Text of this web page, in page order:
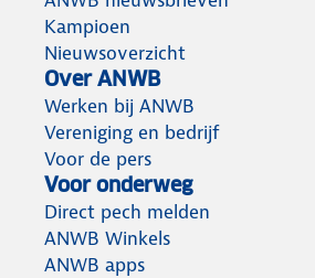
Kampioen
Nieuwsoverzicht
Over ANWB
Werken bij ANWB
Vereniging en bedrijf
Voor de pers
Voor onderweg
Direct pech melden
ANWB Winkels
ANWB apps